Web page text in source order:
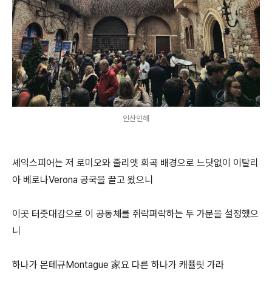
인산인해
셰익스피어는 저 로미오와 줄리엣 희곡 배경으로 느닷없이 이탈리
아 베로나Verona 공국을 끌고 왔으니
이곳 터줏대감으로 이 공동체를 쥐락펴락하는 두 가문을 설정했으
니
하나가 몬테규Montague 家요 다른 하나가 캐퓰릿 가라